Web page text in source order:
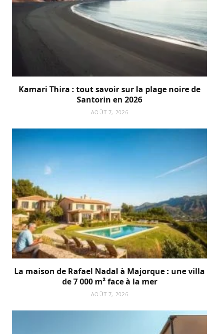
Kamari Thira : tout savoir sur la plage noire de
Santorin en 2026
AOÛT 7, 2026
La maison de Rafael Nadal à Majorque : une villa
de 7 000 m² face à la mer
AOÛT 7, 2026